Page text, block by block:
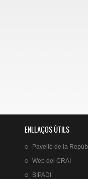
ENLLAÇOS ÚTILS
Pavelló de la
Web del CRAI
BIPADI